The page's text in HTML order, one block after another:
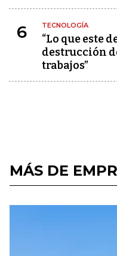
6 TECNOLOGÍA
“Lo que este
destrucción
trabajos”
MÁS DE